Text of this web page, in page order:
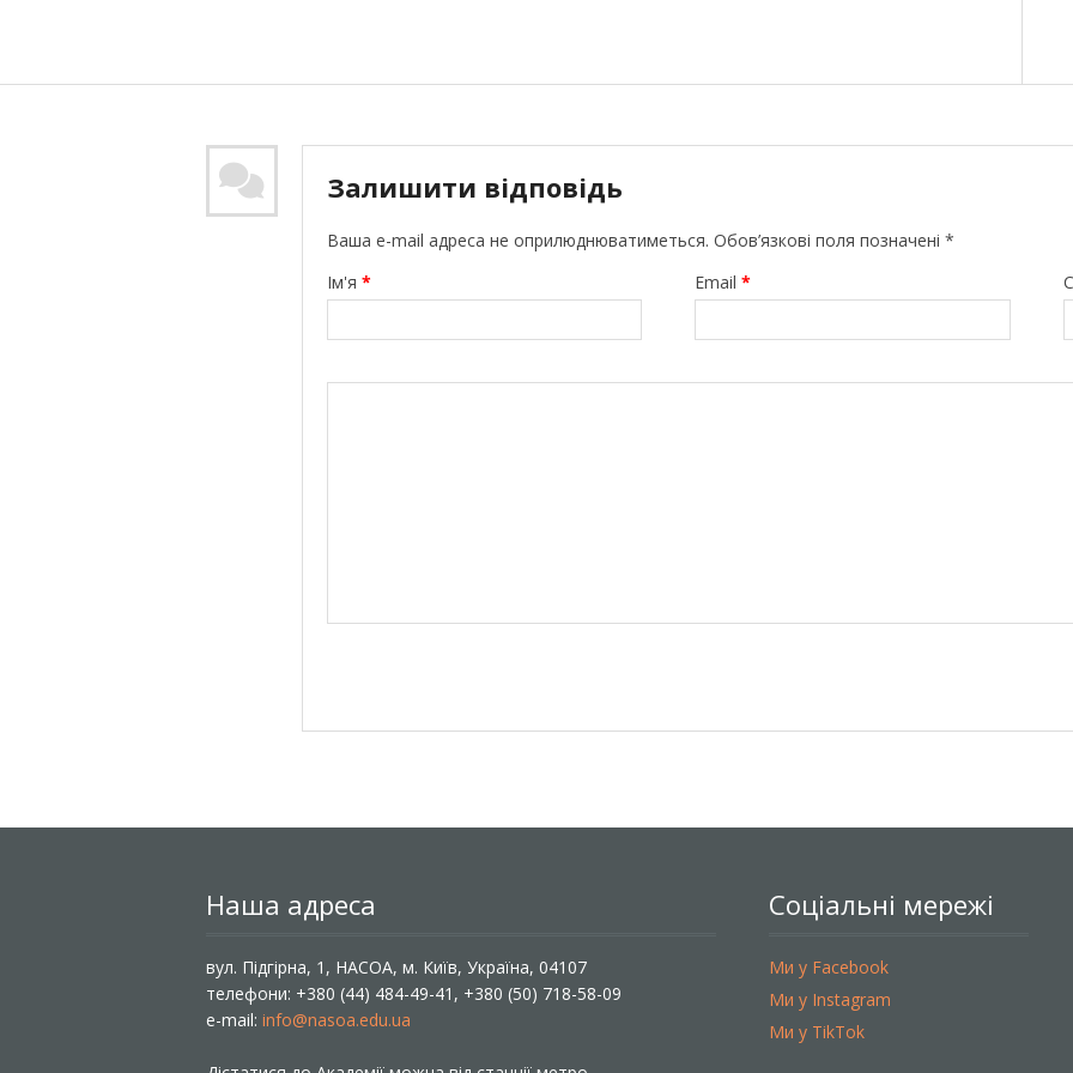
Залишити відповідь
Ваша e-mail адреса не оприлюднюватиметься. Обов’язкові поля позначені *
Ім'я * Email*
Наша адреса
вул. Підгірна, 1, НАСОА, м. Київ, Україна, 04107
телефони: +380 (44) 484-49-41, +380 (50) 718-58-09
e-mail: info@nasoa.edu.ua
Соціальні мережі
Ми у Facebook
Ми у Instagram
Ми у TikTok